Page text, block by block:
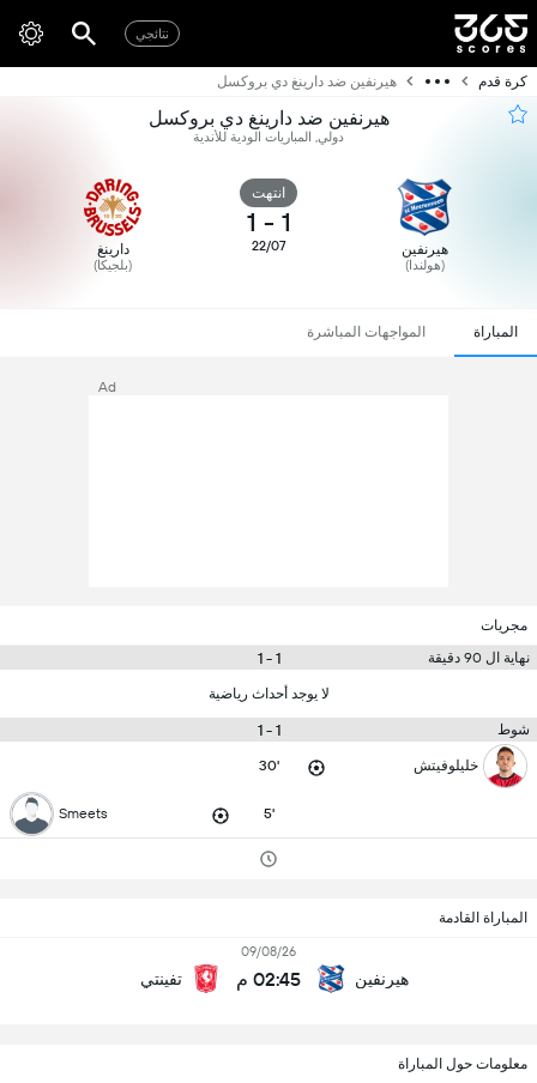
نتائجي
كرة قدم هيرنفين ضد دارينغ دي بروكسل
هيرنفين ضد دارينغ دي بروكسل
دولي, المباريات الودية للأندية
هيرنفين
(هولندا)
انتهت
1
-
1
22/07 دارينغ
(بلجيكا)
المباراة المواجهات المباشرة
Ad
مجريات
نهاية ال 90 دقيقة
1 - 1
لا يوجد أحداث رياضية
شوط 1 - 1
خليلوفيتش 30'
5'
Smeets
المباراة القادمة
هيرنفين
09/08/26
02:45 م تفينتي
معلومات حول المباراة